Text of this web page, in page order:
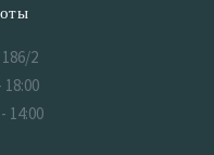
2
14:00